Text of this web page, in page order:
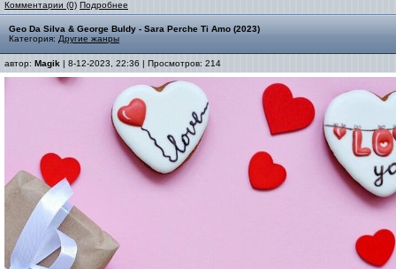
Комментарии (0) Подробнее
Geo Da Silva & George Buldy - Sara Perche Ti Amo (2023)
Категория: Другие жанры
автор: Magik | 8-12-2023, 22:36 | Просмотров: 214